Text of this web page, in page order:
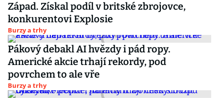
Západ. Získal podíl v britské zbrojovce,
konkurentovi Explosie
Burzy a trhy
Pákový debakl AI hvězdy i pád ropy.
Americké akcie trhají rekordy, pod
povrchem to ale vře
Burzy a trhy